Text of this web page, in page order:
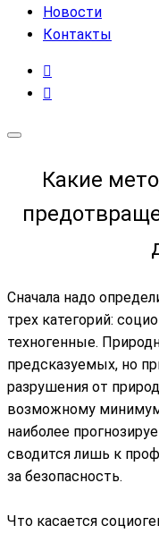
Новости
Контакты
Какие
Сначала надо
трех категорий:
техногенные.
предсказуемых, но
разрушения от
возможному
наиболее
сводится лишь к
за безопасность.
Что касается